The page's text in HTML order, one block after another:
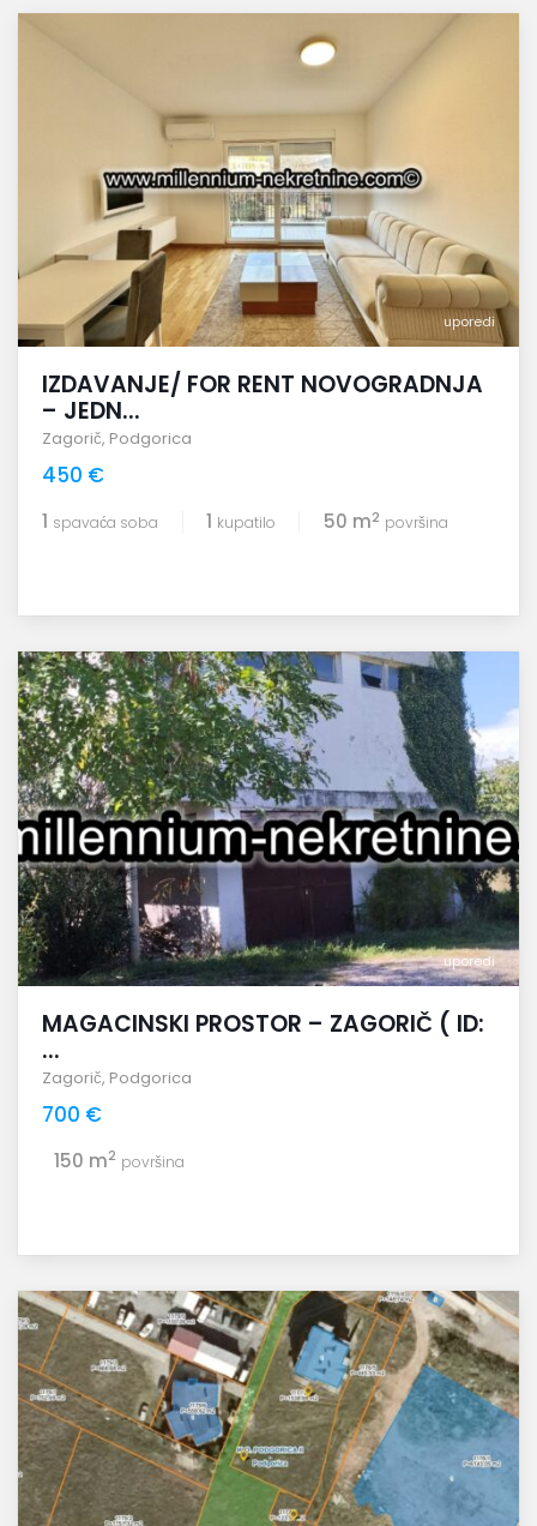
uporedi
IZDAVANJE/ FOR RENT NOVOGRADNJA
– JEDN...
Zagorič, Podgorica
450 €
1 spavaća soba 1 kupatilo 50 m2 površina
uporedi
MAGACINSKI PROSTOR – ZAGORIČ ( ID:
...
Zagorič, Podgorica
700 €
150 m2 površina